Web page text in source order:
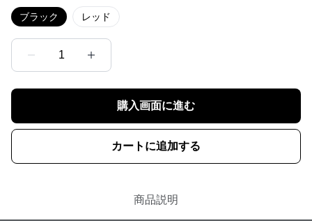
ブラック レッド
1
購入画面に進む
カートに追加する
商品説明